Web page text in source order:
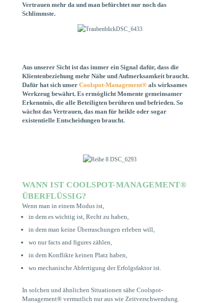
Vertrauen mehr da und man befürchtet nur noch das
Schlimmste.
Aus unserer Sicht ist das immer ein Signal dafür, dass die
Klientenbeziehung mehr Nähe und Aufmerksamkeit braucht.
Dafür hat sich unser Coolspot-Management®als wirksames
Werkzeug bewährt. Es ermöglicht Momente gemeinsamer
Erkenntnis, die alle Beteiligten berühren und befrieden. So
wächst das Vertrauen, das man für heikle oder sogar
existentielle Entscheidungen braucht.
WANN IST COOLSPOT-MANAGEMENT®
ÜBERFLÜSSIG?
Wenn man in einem Modus ist,
in dem es wichtig ist, Recht zu haben,
in dem man keine Überraschungen erleben will,
wo nur facts and figures zählen,
in dem Konflikte keinen Platz haben,
wo mechanische Abfertigung der Erfolgsfaktor ist.
In solchen und ähnlichen Situationen sähe Coolspot-
Management® vermutlich nur aus wie Zeitverschwendung.